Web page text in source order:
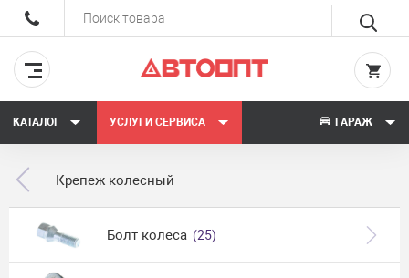
КАТАЛОГ УСЛУГИ СЕРВИСА ГАРАЖ
Крепеж колесный
Болт колеса (25)